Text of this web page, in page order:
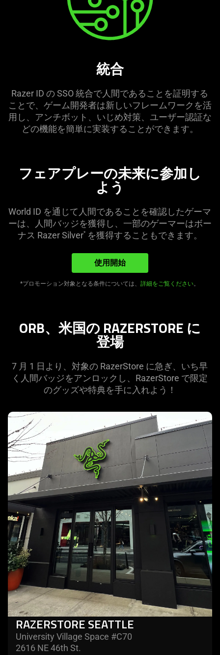
統合
Razer ID の SSO 統合で人間であることを証明する
ことで、ゲーム開発者は新しいフレームワークを活
用し、アンチボット、いじめ対策、ユーザー認証な
どの機能を簡単に実装することができ ます。
フェアプレーの未来に参加し
よう
World ID を通じて人間であることを確認したゲーマ
ーは、人間バッジを獲得し、一部のゲーマーはボー
ナス Razer Silver*を獲得することもでき ます。
使用開始
*プロモーション対象となる条件については、詳細をご覧ください。
ORB、米国の RAZERSTORE に
登場
7 月 1 日より、対象の RazerStore に急ぎ、いち早
く人間バッジをアンロックし、RazerStore で限定
のグッズや特典を手に入れよう ！
learn
more
-
razerstore
seattle
RAZERSTORE SEATTLE
University Village Space #C70
2616 NE 46th St.